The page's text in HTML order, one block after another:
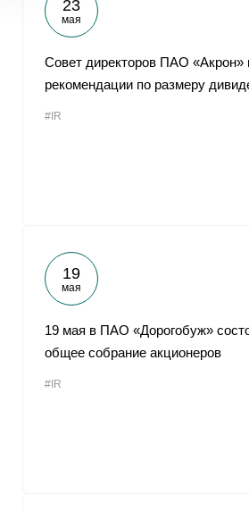
23
мая
Совет директоров ПАО «Акрон»
рекомендации по размеру
#IR
19
мая
19 мая в ПАО «Дорогобуж»
общее собрание акционеров
#IR